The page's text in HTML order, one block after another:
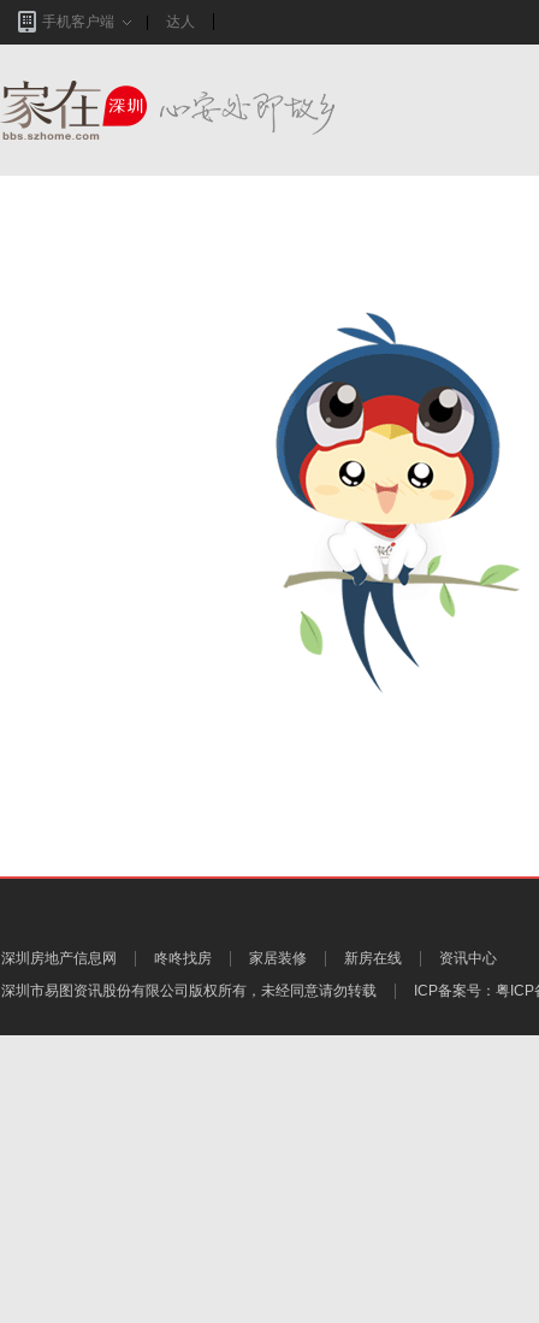
手机客户端 达人
深圳房地产信息网 咚咚找房 家居装修 新房在线
资讯中心
深圳市易图资讯股份有限公司 版权所有，未经同意请勿转载 ICP备案号： 粤ICP